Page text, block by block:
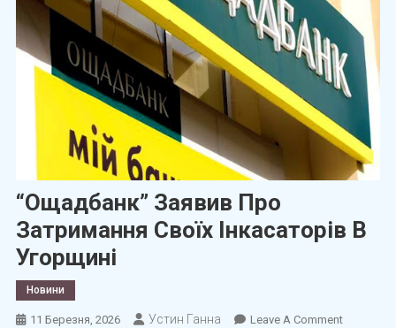
“Ощадбанк” Заявив Про
Затримання Своїх Інкасаторів В
Угорщині
Новини
11 Березня, 2026 Устин Ганна Leave A CommentOn